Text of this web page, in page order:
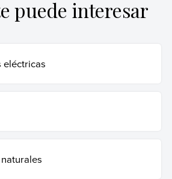
de febrero de 2025). Tornado .
puede interesar
eléctricas